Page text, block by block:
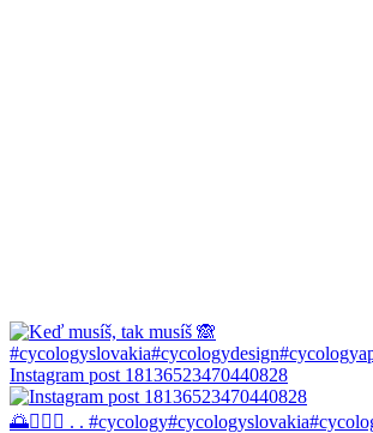
Instagram post 18136523470440828
🌅🚴🏼‍♀️ . .